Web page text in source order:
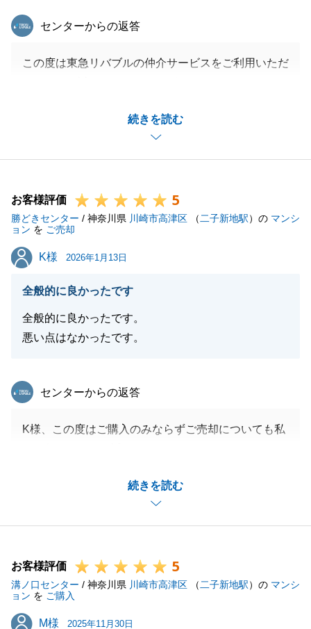
続きを読む
東急リバブル
センターからの返答
この度は東急リバブルの仲介サービスをご利用いただ
フ一同、大きな励みになります。
不動産売却は、単なる条件の合致だけでなく、ご家族
の大切な想いが詰まった決断であると考えておりま
も、お母様の切実なご希望を伺い、「どうすればその
金額で売れるか」を逆算して、サービスをフル活用し
た戦略を構築いたしました。
お客様と同じ方向を向き、二人三脚で挑んだ結果が、
弊社はこれからも、お客様の「成し遂げたいこと」に
NOと言わず、実現のための最善策を提案し続けるパ
ートナーでありたいと願っております。この度は素敵
閉じる
お客様評価 5
勝どきセンター / 神奈川県 川崎市高津区 （ 二子新地駅）の マンシ
ョン を ご売却
K様
K様 2026年1月13日
全般的に良かったです
全般的に良かったです。
悪い点はなかったです。
続きを読む
東急リバブル
センターからの返答
K様、この度はご購入のみならずご売却についても私
でしたが、私を信じてお任せいただいたことに改めて
心より感謝申し上げます。
初めてお会いさせていただいてから約半年間の期間で
ても大変助かりました。
K様の新しいご生活がより良いものとなることを心よ
り願っております。
また何かお困り事等ございましたら、いつでもお気軽
お客様評価 5
溝ノ口センター / 神奈川県 川崎市高津区 （ 二子新地駅）の マンシ
ョン を ご購入
M様
M様 2025年11月30日